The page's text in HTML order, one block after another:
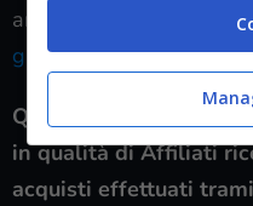
anche di dare
gaming in offerta
Questo testo include
in qualità di Affiliati
acquisti effettuati